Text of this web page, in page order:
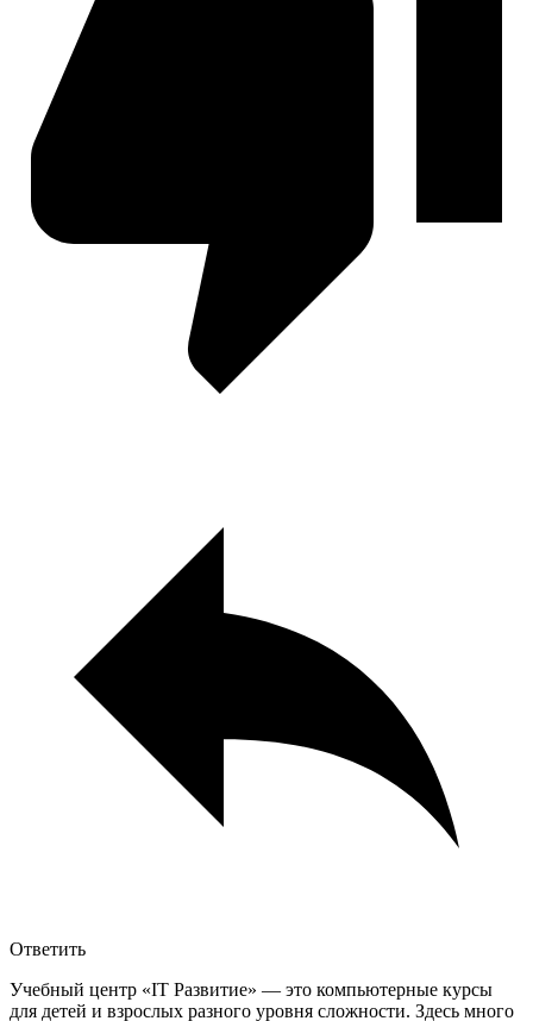
Ответить
Учебный центр «IT Развитие» — это компьютерные курсы
для детей и взрослых разного уровня сложности. Здесь много